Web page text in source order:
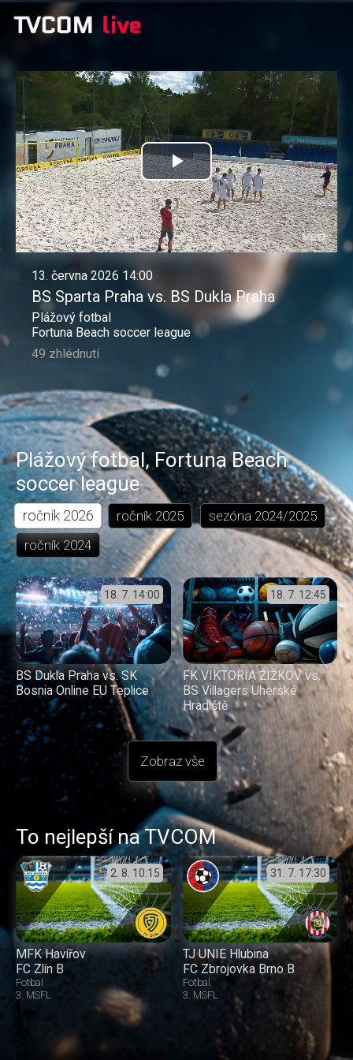
Přehrát
video
13. června 2026 14:00
BS Sparta Praha vs. BS Dukla Praha
Plážový fotbal
Fortuna Beach soccer league
49 zhlédnutí
Plážový fotbal,Fortuna Beach
soccer league
ročník 2026 ročník 2025 sezóna 2024/2025
ročník2024
18. 7. 14:00
BS Dukla Praha vs. SK
Bosnia Online EU Teplice
18. 7. 12:45
FK VIKTORIA ŽIŽKOV vs.
BS Villagers Uherské
Hradiště
Zobraz vše
To nejlepší na TVCOM
2. 8. 10:15
MFK Havířov
FC Zlín B
Fotbal
3. MSFL
31. 7. 17:30
TJ UNIE Hlubina
FC Zbrojovka Brno B
Fotbal
3. MSFL